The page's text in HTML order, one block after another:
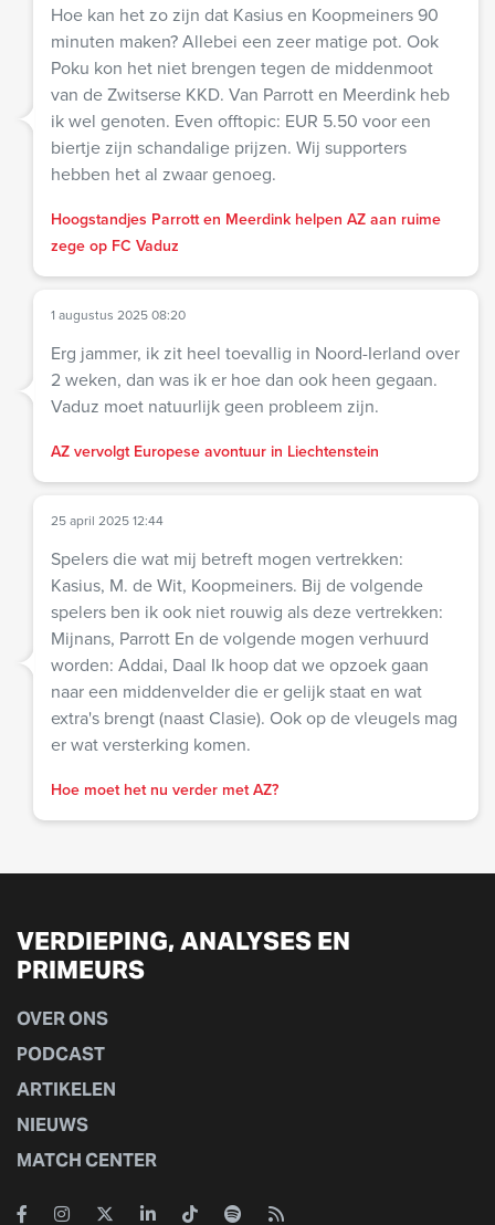
Hoe kan het zo zijn dat Kasius en Koopmeiners 90
minuten maken? Allebei een zeer matige pot. Ook
Poku kon het niet brengen tegen de middenmoot
van de Zwitserse KKD. Van Parrott en Meerdink heb
ik wel genoten. Even offtopic: EUR 5.50 voor een
biertje zijn schandalige prijzen. Wij supporters
hebben het al zwaar genoeg.
Hoogstandjes Parrott en Meerdink helpen AZ aan ruime
zege op FC Vaduz
1 augustus 2025 08:20
Erg jammer, ik zit heel toevallig in Noord-Ierland over
2 weken, dan was ik er hoe dan ook heen gegaan.
Vaduz moet natuurlijk geen probleem zijn.
AZ vervolgt Europese avontuur in Liechtenstein
25 april 2025 12:44
Spelers die wat mij betreft mogen vertrekken:
Kasius, M. de Wit, Koopmeiners. Bij de volgende
spelers ben ik ook niet rouwig als deze vertrekken:
Mijnans, Parrott En de volgende mogen verhuurd
worden: Addai, Daal Ik hoop dat we opzoek gaan
naar een middenvelder die er gelijk staat en wat
extra's brengt (naast Clasie). Ook op de vleugels mag
er wat versterking komen.
Hoe moet het nu verder met AZ?
VERDIEPING, ANALYSES EN
PRIMEURS
OVER ONS
PODCAST
ARTIKELEN
NIEUWS
MATCH CENTER